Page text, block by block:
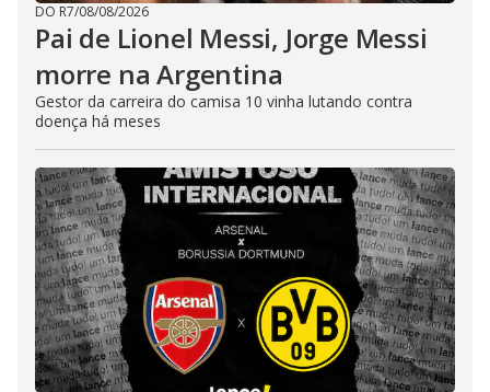
DO R7/08/08/2026
Pai de Lionel Messi, Jorge Messi
morre na Argentina
Gestor da carreira do camisa 10 vinha lutando contra
doença há meses